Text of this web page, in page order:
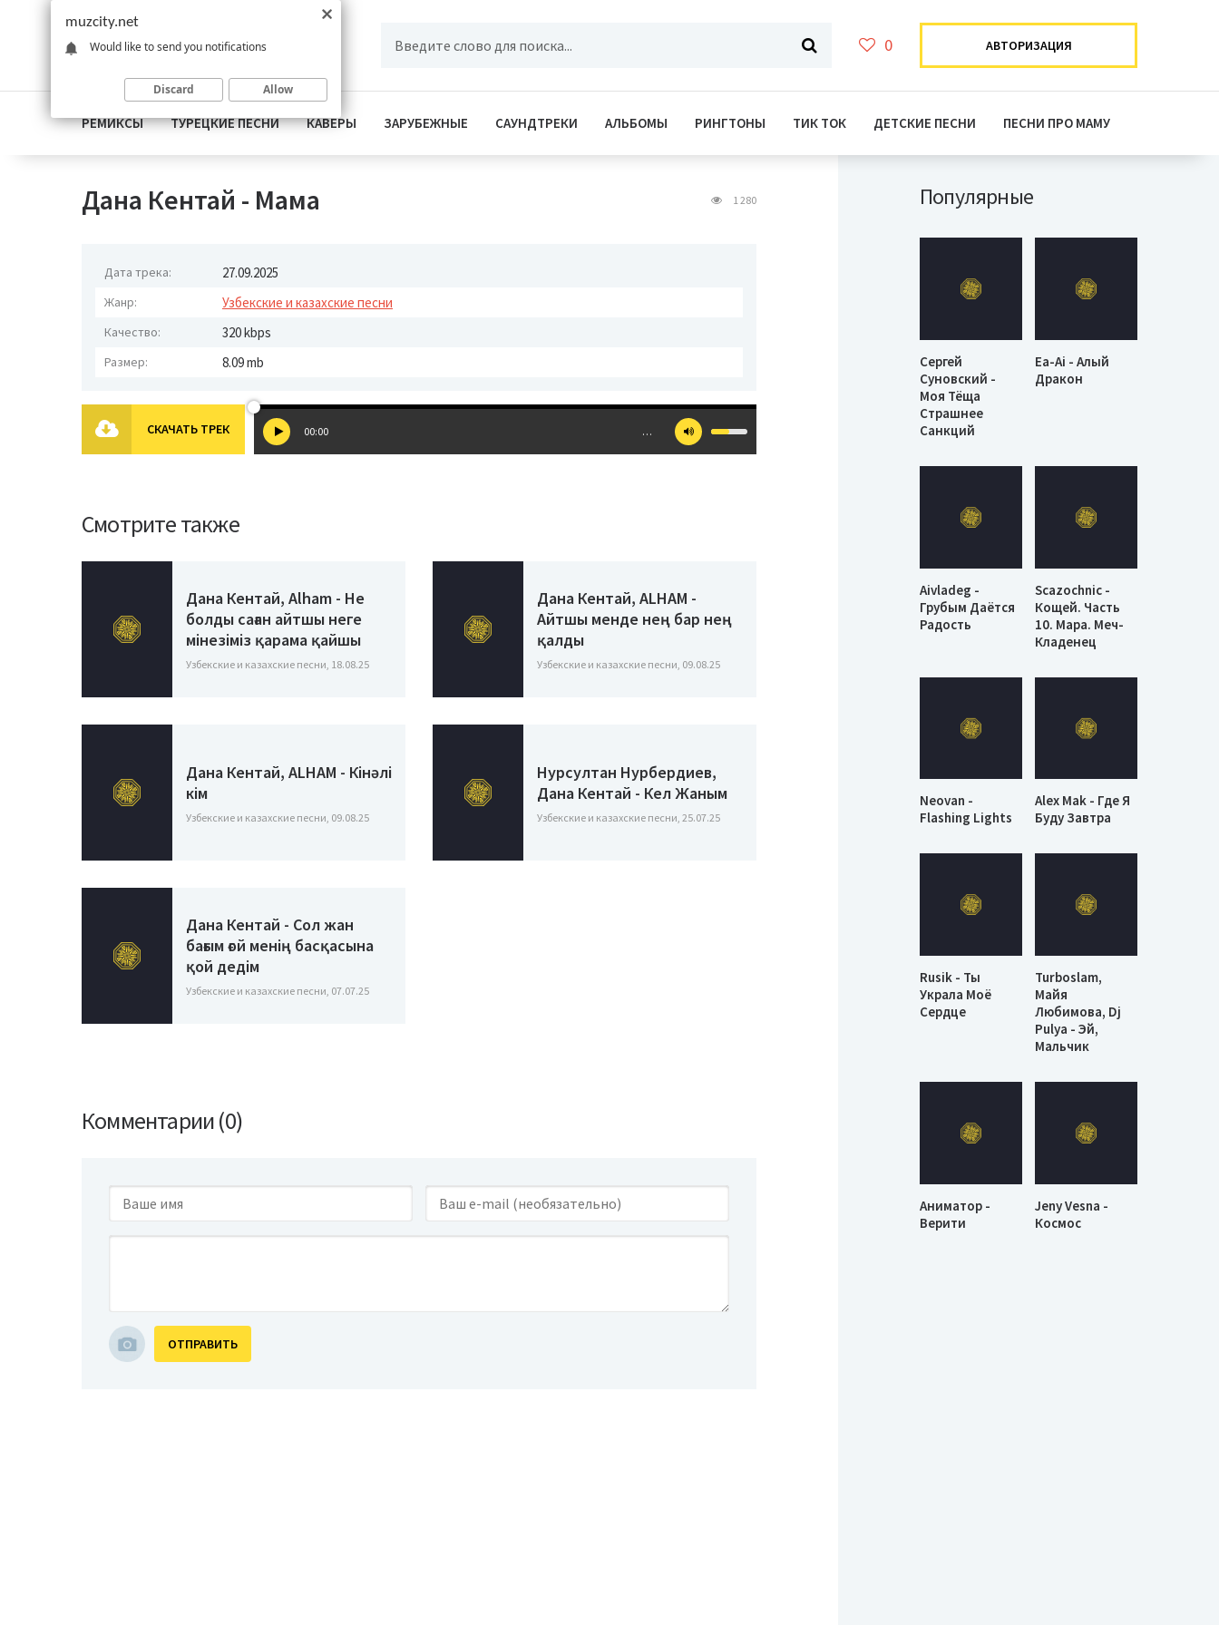
0 АВТОРИЗАЦИЯ
РЕМИКСЫ ТУРЕЦКИЕ ПЕСНИ КАВЕРЫ ЗАРУБЕЖНЫЕ САУНДТРЕКИ АЛЬБОМЫ РИНГТОНЫ ТИК ТОК ДЕТСКИЕ ПЕСНИ ПЕСНИ ПРО МАМУ
Дана Кентай - Мама 1 280
Дата трека: 27.09.2025
Жанр: Узбекские и казахские песни
Качество: 320 kbps
Размер: 8.09 mb
СКАЧАТЬ ТРЕК 00:00 …
Смотрите также
Дана Кентай, Alham - Не
болды саған айтшы неге
мінезіміз қарама қайшы
Узбекские и казахские песни, 18.08.25
Дана Кентай, ALHAM -
Айтшы менде нең бар нең
қалды
Узбекские и казахские песни, 09.08.25
Дана Кентай, ALHAM - Кінәлі
кім
Узбекские и казахские песни, 09.08.25
Нурсултан Нурбердиев,
Дана Кентай - Кел Жаным
Узбекские и казахские песни, 25.07.25
Дана Кентай - Сол жан
бағым ғой менің басқасына
қой дедім
Узбекские и казахские песни, 07.07.25
Комментарии (0)
ОТПРАВИТЬ
Популярные
Сергей
Суновский -
Моя Тёща
Страшнее
Санкций
Ea-Ai - Алый
Дракон
Aivladeg -
Грубым Даётся
Радость
Scazochnic -
Кощей. Часть
10. Мара. Меч-
Кладенец
Neovan -
Flashing Lights
Alex Mak - Где Я
Буду Завтра
Rusik - Ты
Украла Моё
Сердце
Turboslam,
Майя
Любимова, Dj
Pulya - Эй,
Мальчик
Аниматор -
Верити
Jeny Vesna -
Космос
muzcity.net
Would like to send you notifications
Discard Allow